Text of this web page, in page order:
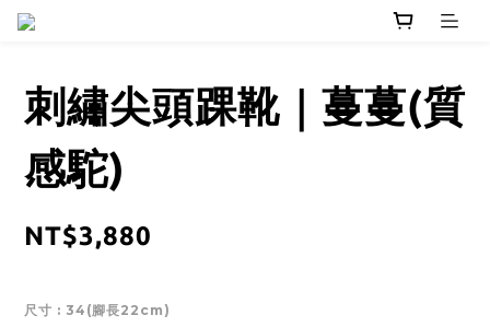
刺繡尖頭踝靴｜蔓蔓(質
感駝)
NT$3,880
尺寸 : 34(腳長22cm)